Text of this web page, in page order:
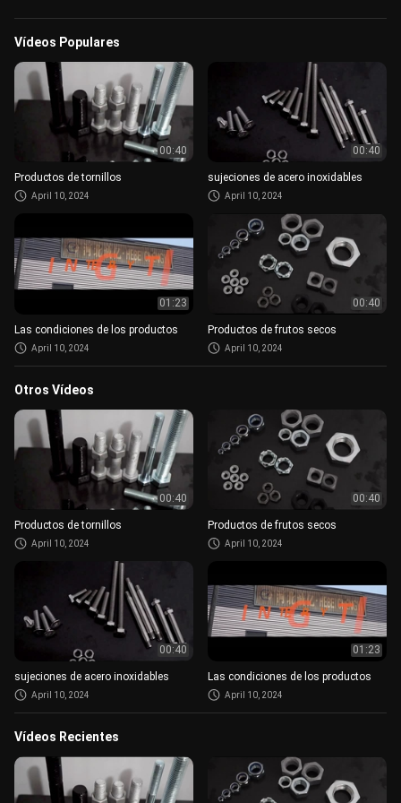
Vídeos Populares
00:40
Productos de tornillos
April 10, 2024
00:40
sujeciones de acero inoxidables
April 10, 2024
01:23
Las condiciones de los productos
April 10, 2024
00:40
Productos de frutos secos
April 10, 2024
Otros Vídeos
00:40
Productos de tornillos
April 10, 2024
00:40
Productos de frutos secos
April 10, 2024
00:40
sujeciones de acero inoxidables
April 10, 2024
01:23
Las condiciones de los productos
April 10, 2024
Vídeos Recientes